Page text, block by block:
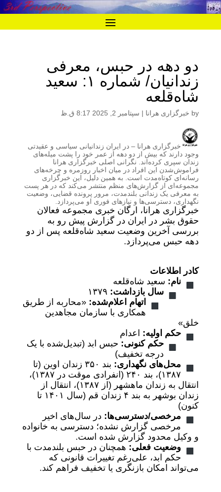
دو دهه در حبس، معرفی
زندانیان/ شماره ۱: سعید
شاه‌قلعه
by خبرگزاری هرانا | سپتامبر 2, 2025 8:17 ق.ظ
خبرگزاری هرانا – در ایران زندانیانی سیاسی و عقیدتی
وجود دارند که بیش از دو دهه از عمر خود را پشت میله‌های
زندان سپری کرده‌اند. نگرانی اصلی خبرگزاری هرانا
فراموش‌شدن این افراد در میان اخبار روزمره و چرخه‌های
رسانه‌ای کوتاه‌مدت است. به همین دلیل، این خبرگزاری
مجموعه‌ای از گزارش‌های منظم منتشر می‌کند که در هر پست
به معرفی یک زندانی بلندمدت، مرور پرونده قضایی، وضعیت
نگهداری، دسترسی‌ها و نیازهای فوری او می‌پردازد.
خبرگزاری هرانا، ارگان خبری مجموعه فعالان
حقوق بشر در ایران در گزارش پیش رو به
بررسی آخرین وضعیت سعید شاه‌قلعه پس از دو
دهه حبس می‌پردازد.
کادر اطلاعات
نام: سعید شاه‌قلعه
سال بازداشت:
اتهام اعلام‌شده: «محاربه از طریق
همکاری با سازمان مجاهدین
خلق»
حکم اولیه: اعدام
حکم کنونی: حبس ابد (تبدیل‌شده با یک
درجه تخفیف)
محل‌های نگهداری:
بند ۳۵۰ زندان اوین (تا
۱۳۸۷)، بند ۲۴۰ (انفرادی موقت در ۱۳۸۷)،
انتقال به زندان ماهشهر (از ۱۳۸۷)، انتقال از
زندان بوشهر به بند ۴ زندان قم (سال ۱۴۰۱ تا
کنون)
مرخصی/دسترسی‌ها: در سال‌های اخیر
مرخصی گزارش نشده؛ دسترسی به خانواده
و وکیل محدود گزارش شده است.
وضعیت فعلی: همچنان در حبس بلندمدت با
حکم ابد، علی‌رغم تغییرات قانونی که
می‌تواند امکان بازنگری یا تخفیف فراهم کند.